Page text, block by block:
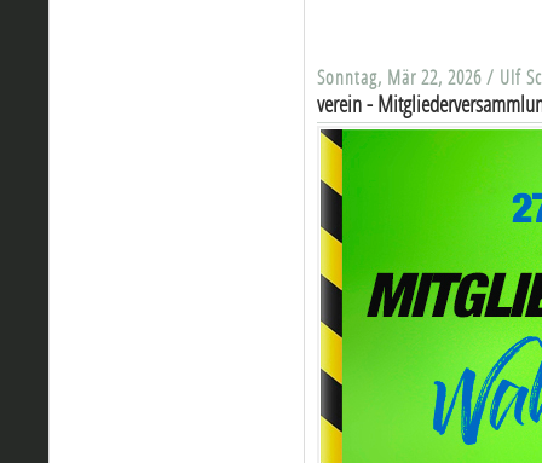
Sonntag, Mär 22, 2026 / Ulf
verein -